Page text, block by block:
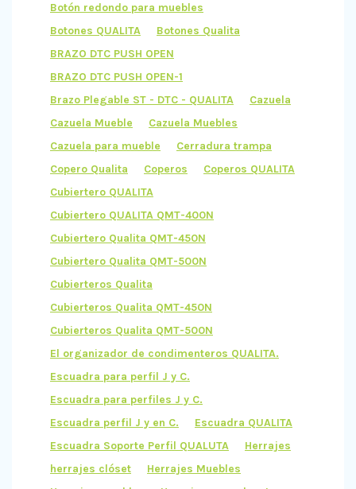
Botón redondo para muebles
Botones QUALITA
Botones Qualita
BRAZO DTC PUSH OPEN
BRAZO DTC PUSH OPEN-1
Brazo Plegable ST - DTC - QUALITA
Cazuela
Cazuela Mueble
Cazuela Muebles
Cazuela para mueble
Cerradura trampa
Copero Qualita
Coperos
Coperos QUALITA
Cubiertero QUALITA
Cubiertero QUALITA QMT-400N
Cubiertero Qualita QMT-450N
Cubiertero Qualita QMT-500N
Cubierteros Qualita
Cubierteros Qualita QMT-450N
Cubierteros Qualita QMT-500N
El organizador de condimenteros QUALITA.
Escuadra para perfil J y C.
Escuadra para perfiles J y C.
Escuadra perfil J y en C.
Escuadra QUALITA
Escuadra Soporte Perfil QUALUTA
Herrajes
herrajes clóset
Herrajes Muebles